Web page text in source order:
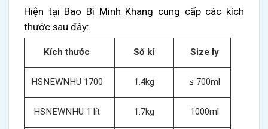
Hiện tại Bao Bì Minh Khang cung cấp các kích
thước sau đây:
Kích thước Số kí Size ly
HSNEWNHU 1700 1.4kg ≤ 700ml
HSNEWNHU 1 lít 1.7kg 1000ml